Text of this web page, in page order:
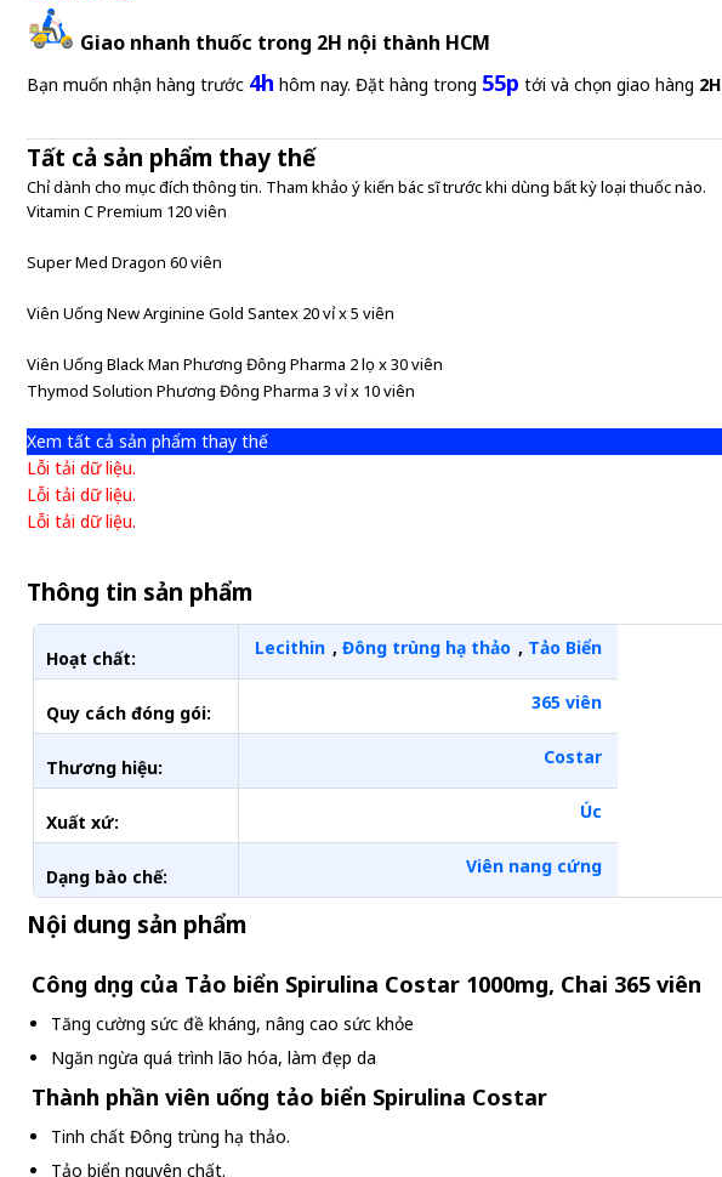
Giao nhanh thuốc trong 2H nội thành HCM
Bạn muốn nhận hàng trước 4h hôm nay. Đặt hàng trong 55p tới và chọn giao hàng 2H
Tất cả sản phẩm thay thế
Chỉ dành cho mục đích thông tin. Tham khảo ý kiến bác sĩ trước khi dùng bất kỳ loại thuốc nào.
Vitamin C Premium 120 viên
Super Med Dragon 60 viên
Viên Uống New Arginine Gold Santex 20 vỉ x 5 viên
Viên Uống Black Man Phương Đông Pharma 2 lọ x 30 viên
Thymod Solution Phương Đông Pharma 3 vỉ x 10 viên
Xem tất cả sản phẩm thay thế
Lỗi tải dữ liệu.
Lỗi tải dữ liệu.
Lỗi tải dữ liệu.
Thông tin sản phẩm
Hoạt chất: Lecithin , Đông trùng hạ thảo , Tảo Biển
Quy cách đóng gói: 365 viên
Thương hiệu: Costar
Xuất xứ: Úc
Dạng bào chế: Viên nang cứng
Nội dung sản phẩm
Công dụng của Tảo biển Spirulina Costar 1000mg, Chai 365 viên
Tăng cường sức đề kháng, nâng cao sức khỏe
Ngăn ngừa quá trình lão hóa, làm đẹp da
Thành phần viên uống tảo biển Spirulina Costar
Tinh chất Đông trùng hạ thảo.
Tảo biển nguyên chất.